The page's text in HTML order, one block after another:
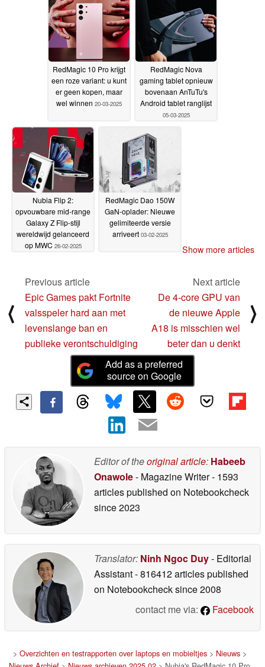
RedMagic 10 Pro krijgt
een roze variant: u kunt
er geen kopen, maar
wel winnen 20-03-2025
RedMagic Nova
gaming tablet opnieuw
bovenaan AnTuTu's
Android tablet ranglijst
05-03-2025
Nubia Flip 2:
opvouwbare mid-range
Galaxy Z Flip-stijl
wereldwijd gelanceerd
op MWC 26-02-2025
RedMagic Dao 150W
GaN-oplader: Nieuwe
gelimiteerde versie
arriveert 03-02-2025
Show more articles
⟨
Previous article
Epic Games pakt Fortnite
valsspeler hard aan met
levenslange ban en
publieke verontschuldiging
Next article
De 4-core GPU van
de nieuwe Apple
A18 is misschien wel
beter dan u denkt
⟩
Add as a preferred
source on Google
Editor of theoriginal article: Habeeb
Onawole- Magazine Writer- 1593
articles published on Notebookcheck
since 2023
Translator: Ninh Ngoc Duy- Editorial
Assistant- 816412 articles published
on Notebookchecksince 2008
contact me via:
Facebook
> Overzichten en testrapporten over laptops en mobieltjes> Nieuws>